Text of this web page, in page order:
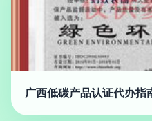
广西低碳产品认证代办